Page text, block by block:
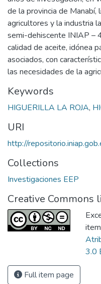
de la provincia de
agricultores y la industria
semi-dehiscente INIAP –
calidad de aceite, idónea
asociados, con
las necesidades de la
Keywords
HIGUERILLA LA ROJA,
URI
http://
Collections
Investigaciones EEP
Creative Commons
3.0
Full item page